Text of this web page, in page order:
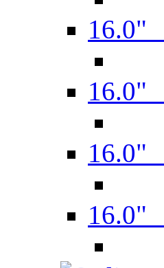
16.0"
16.0"
16.0"
16.0"